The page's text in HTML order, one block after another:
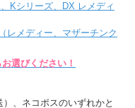
Kシリーズ、DX レメディ
レメディー、マザーチンク
選びください！
、ネコポスのいずれかと